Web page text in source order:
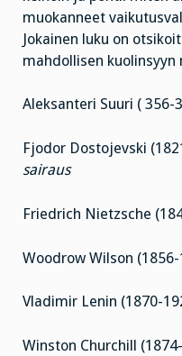
muokanneet
Jokainen luku on
mahdollisen kuolinsyyn
Aleksanteri Suuri ( 356-
Fjodor Dostojevski
sairaus
Friedrich Nietzsche
Woodrow Wilson
Vladimir Lenin (1870-
Winston Churchill